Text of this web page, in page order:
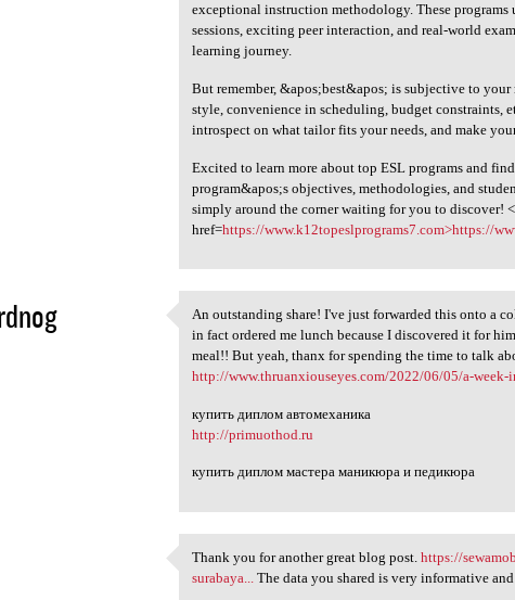
exceptional instruction methodology. These programs
sessions, exciting peer interaction, and real-world
learning journey.
But remember, &apos;best&apos; is subjective to
style, convenience in scheduling, budget constraints,
introspect on what tailor fits your needs, and make
Excited to learn more about top ESL programs and
program&apos;s objectives, methodologies, and
simply around the corner waiting for you to discover!
href=https://www.k12topeslprograms7.com>https://
An outstanding share! I've
An outstanding share! I've just forwarded this onto a
in fact ordered me lunch because I discovered it for
meal!! But yeah, thanx for spending the time to talk
http://www.thruanxiouseyes.com/2022/06/05/a-week-
купить диплом автомеханика
http://primuothod.ru
купить диплом мастера маникюра и педикюра
Thank you for another great
Thank you for another great blog post.https://
surabaya...
The data you shared is very informative